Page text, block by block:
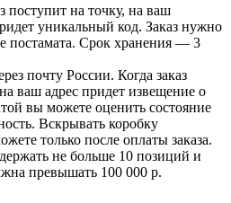
поступит на точку, на ваш
уникальный код. Заказ нужно
постамата. Срок хранения — 3
почту России. Когда заказ
ваш адрес придет извещение о
вы можете оценить состояние
Вскрывать коробку
только после оплаты заказа.
не больше 10 позиций и
превышать 100 000 р.